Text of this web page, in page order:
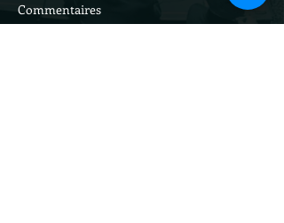
Commentaires